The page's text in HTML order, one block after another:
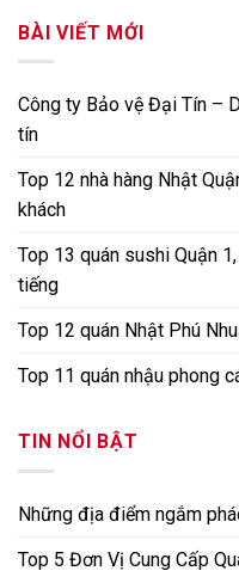
BÀI VIẾT MỚI
Công ty Bảo vệ Đại Tín –
tín
Top 12 nhà hàng Nhật
khách
Top 13 quán sushi Quận
tiếng
Top 12 quán Nhật Phú
Top 11 quán nhậu phong
TIN NỔI BẬT
Những địa điểm ngắm
Top 5 Đơn Vị Cung Cấp